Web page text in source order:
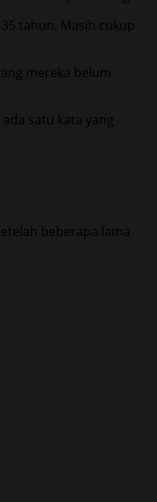
tahun. Masih cukup
mereka belum
satu kata yang
beberapa lama